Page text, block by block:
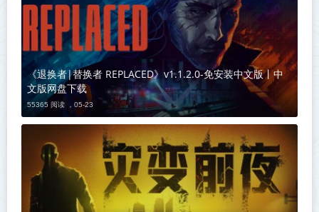
《退换者|替换者 REPLACED》v1.1.2.0-免安装中文版丨中
文版网盘下载
55365 阅读 ， 05-23